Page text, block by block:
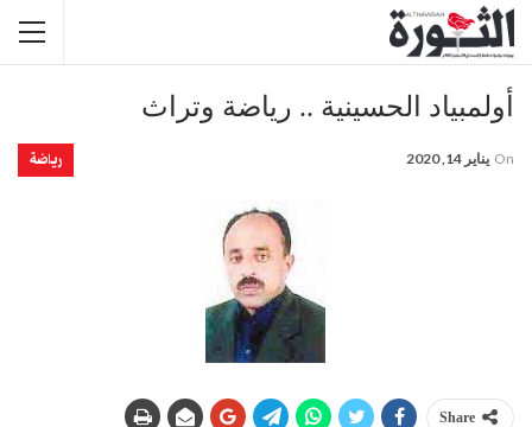
أولمبياد الحسينية .. رياضة وتراث
رياضة On يناير 14, 2020
Share